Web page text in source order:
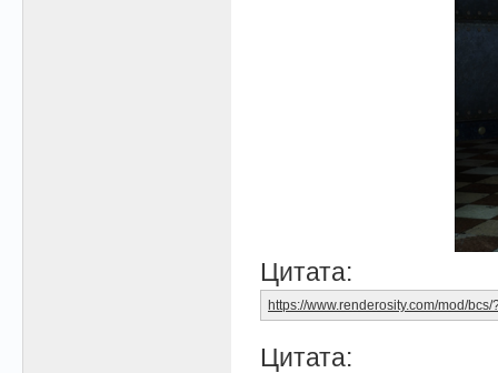
Цитата:
https://www.renderosity.com/mod/
Цитата: